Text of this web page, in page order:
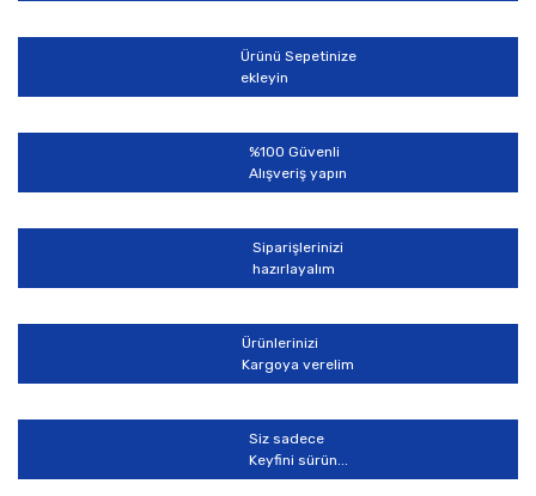
Ürün açıklamasında eksik bilgiler bulunuyor.
Ürün bilgilerinde hatalar bulunuyor.
Ürün fiyatı diğer sitelerden daha pahalı.
Bu ürüne benzer farklı alternatifler olmalı.
Gönder
Ürünü Sepetinize
ekleyin
%100 Güvenli
Alışveriş yapın
Siparişlerinizi
hazırlayalım
Ürünlerinizi
Kargoya verelim
Siz sadece
Keyfini sürün...